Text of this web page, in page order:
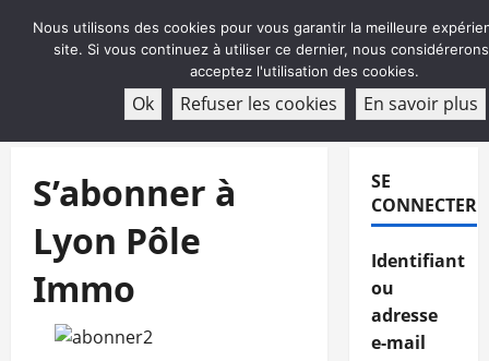
ABONNEMENT
S’abonner à
Lyon Pôle
Immo
SE
CONNECTER
Identifiant
ou
adresse
e-mail
Nous utilisons des cookies pour vous garantir la meilleure
site. Si vous continuez à utiliser ce dernier, nous
acceptez l'utilisation des cookies.
Ok Refuser les cookies En savoir plus